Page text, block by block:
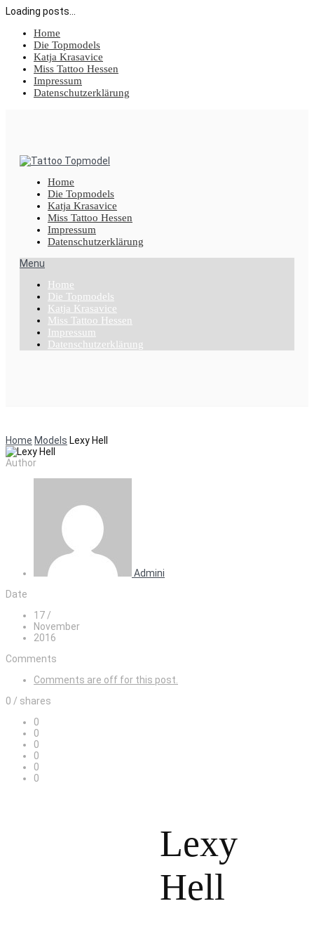
Loading posts...
Home
Die Topmodels
Katja Krasavice
Miss Tattoo Hessen
Impressum
Datenschutzerklärung
Home
Die Topmodels
Katja Krasavice
Miss Tattoo Hessen
Impressum
Datenschutzerklärung
Menu
Home
Die Topmodels
Katja Krasavice
Miss Tattoo Hessen
Impressum
Datenschutzerklärung
Home Models Lexy Hell
Author
Admini
Date
17 /
November
2016
Comments
Comments are off for this post.
0 / shares
0
0
0
0
0
0
Lexy
Hell